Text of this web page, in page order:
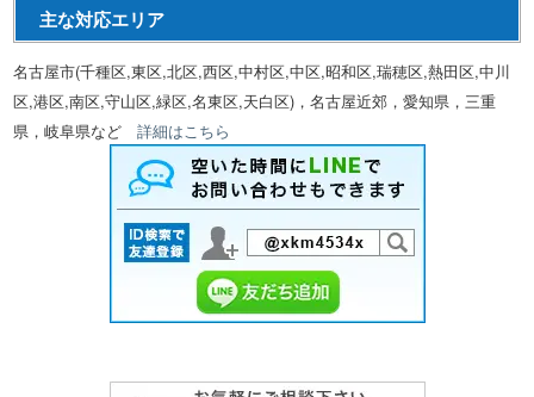
主な対応エリア
名古屋市(千種区,東区,北区,西区,中村区,中区,昭和区,瑞穂区,熱田区,中川
区,港区,南区,守山区,緑区,名東区,天白区)，名古屋近郊，愛知県，三重
県，岐阜県など詳細はこちら